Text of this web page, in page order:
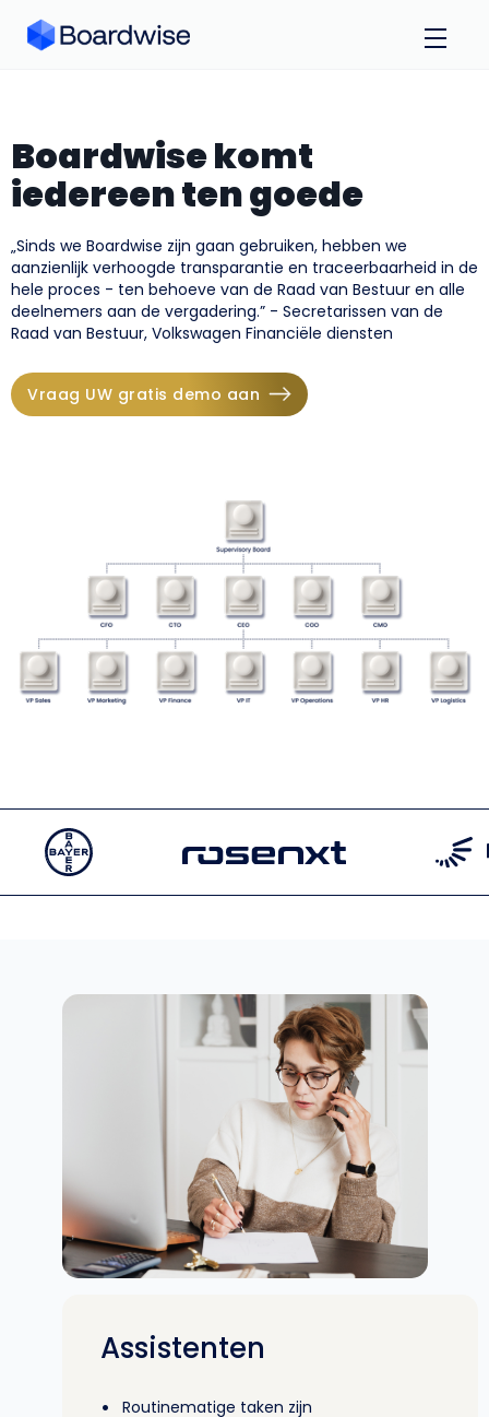
Boardwise komt
iedereen ten goede
„Sinds we Boardwise zijn gaan gebruiken, hebben we
aanzienlijk verhoogde transparantie en traceerbaarheid in de
hele proces - ten behoeve van de Raad van Bestuur en alle
deelnemers aan de vergadering.” - Secretarissen van de
Raad van Bestuur, Volkswagen Financiële diensten
Vraag UW gratis demo aan
Assistenten
•
Routinematige taken zijn